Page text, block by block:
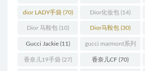
(11) (31)
dior LADY手袋(70) Dior化妆包 (14)
Dior 马鞍包(10) Dior马鞍包 (30)
Gucci Jackie(11) gucci marmont系列
(19)
香奈儿19手袋 (27) 香奈儿CF (70)